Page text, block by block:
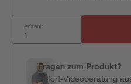
Anzahl:
Fragen zum Produkt?
Sofort-Videoberatung